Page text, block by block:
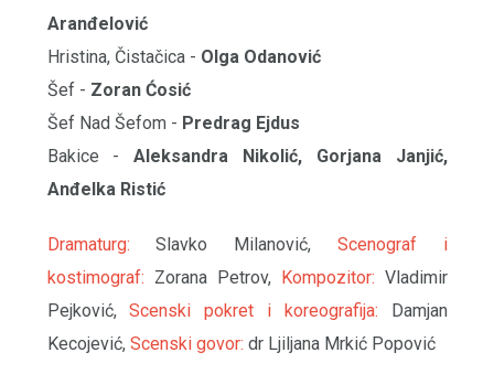
Aranđelović
Hristina, Čistačica - Olga Odanović
Šef - Zoran Ćosić
Šef Nad Šefom - Predrag Ejdus
Bakice -Aleksandra Nikolić, Gorjana Janjić,
Anđelka Ristić
Dramaturg: Slavko Milanović, Scenograf i
kostimograf: Zorana Petrov, Kompozitor: Vladimir
Pejković,Scenski pokret i koreografija: Damjan
Kecojević, Scenski govor: dr Ljiljana Mrkić Popović